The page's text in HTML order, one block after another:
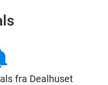
fra Dealhuset